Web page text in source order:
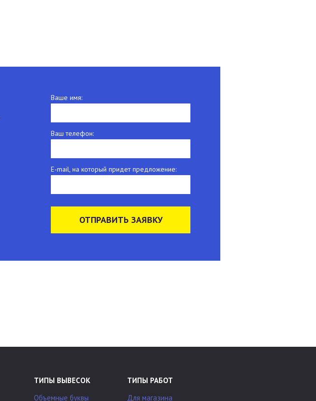
Ваше имя:
Ваш телефон:
E-mail, на который придет предложение:
ОТПРАВИТЬ ЗАЯВКУ
ТИПЫ ВЫВЕСОК
Объемные буквы
ТИПЫ РАБОТ
Для магазина